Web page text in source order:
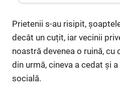
Prietenii s-au risipit,
decât un cuțit, iar vecinii
noastră devenea o ruină, cu
din urmă, cineva a cedat și
socială.